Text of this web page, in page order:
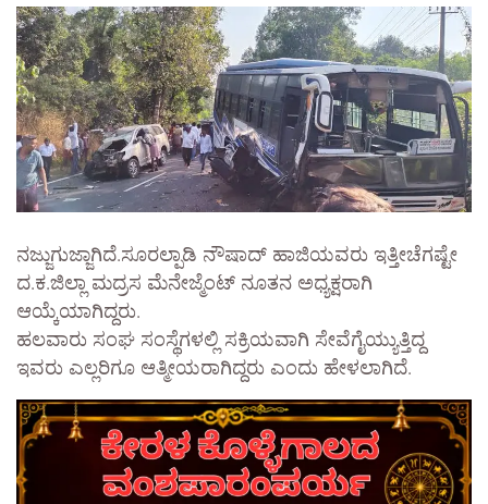
ನಜ್ಜುಗುಜ್ಜಾಗಿದೆ.ಸೂರಲ್ಪಾಡಿ ನೌಷಾದ್ ಹಾಜಿಯವರು ಇತ್ತೀಚೆಗಷ್ಟೇ
ದ.ಕ.ಜಿಲ್ಲಾ ಮದ್ರಸ ಮೆನೇಜ್ಮೆಂಟ್ ನೂತನ ಅಧ್ಯಕ್ಷರಾಗಿ
ಆಯ್ಕೆಯಾಗಿದ್ದರು.
ಹಲವಾರು ಸಂಘ ಸಂಸ್ಥೆಗಳಲ್ಲಿ ಸಕ್ರಿಯವಾಗಿ ಸೇವೆಗೈಯ್ಯುತ್ತಿದ್ದ
ಇವರು ಎಲ್ಲರಿಗೂ ಆತ್ಮೀಯರಾಗಿದ್ದರು ಎಂದು ಹೇಳಲಾಗಿದೆ.